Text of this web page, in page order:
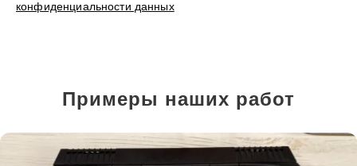
конфиденциальности данных
Примеры наших работ